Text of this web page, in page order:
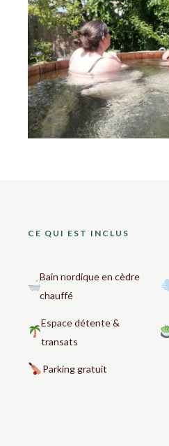
CE QUI EST INCLUS
Bain nordique en cèdre
chauffé
Espace détente &
transats
Parking gratuit